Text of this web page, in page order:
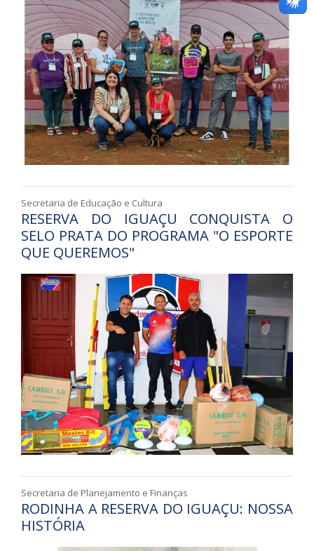
Secretaria de Educação e Cultura
RESERVA DO IGUAÇU CONQUISTA O
SELO PRATA DO PROGRAMA "O ESPORTE
QUE QUEREMOS"
Secretaria de Planejamento e Finanças
RODINHA A RESERVA DO IGUAÇU: NOSSA
HISTÓRIA